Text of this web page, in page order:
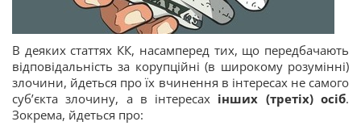
В деяких статтях КК, насамперед тих, що передбачають
відповідальність за корупційні (в широкому розумінні)
злочини, йдеться про їх вчинення в інтересах не самого
суб’єкта злочину, а в інтересах інших (третіх) осіб.
Зокрема, йдеться про: